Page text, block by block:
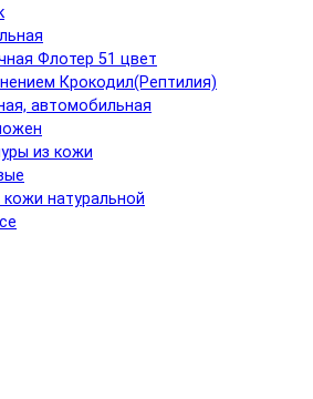
Флотер 51 цвет
Крокодил(Рептилия)
автомобильная
из кожи
кожи натуральной